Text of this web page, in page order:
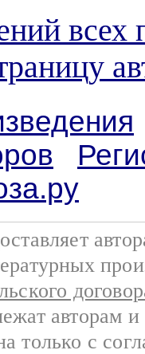
всех
авторам
только с